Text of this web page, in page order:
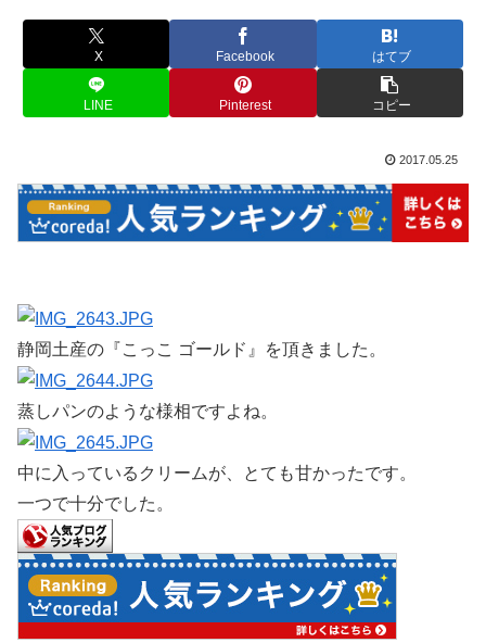
X Facebook はてブ
LINE Pinterest コピー
2017.05.25
静岡土産の『こっこ ゴールド』を頂きました。
蒸しパンのような様相ですよね。
中に入っているクリームが、とても甘かったです。
一つで十分でした。